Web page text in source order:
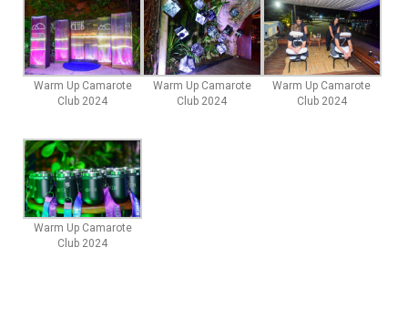
Warm Up Camarote
Club 2024
Warm Up Camarote
Club 2024
Warm Up Camarote
Club 2024
Warm Up Camarote
Club 2024